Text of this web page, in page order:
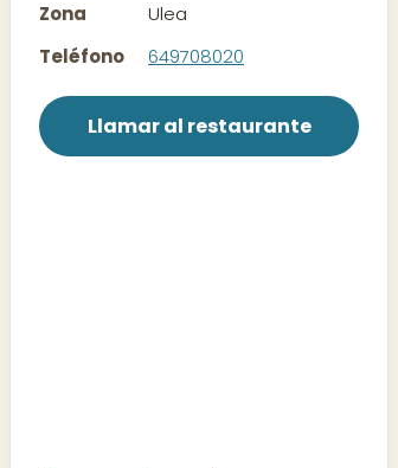
Zona
Ulea
Teléfono
649708020
Llamar al restaurante